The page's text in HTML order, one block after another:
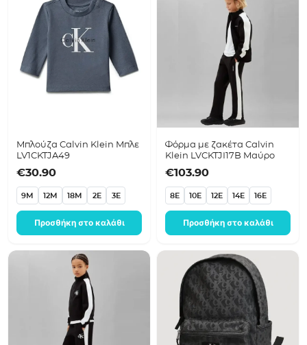
Μπλούζα Calvin Klein Μπλε
LV1CKTJA49
€30.90
9M 12M 18M 2E 3E
Προσθήκη στο καλάθι
Φόρμα με ζακέτα Calvin
Klein LVCKTJI17B Μαύρο
€103.90
8E 10E 12E 14E 16E
Προσθήκη στο καλάθι